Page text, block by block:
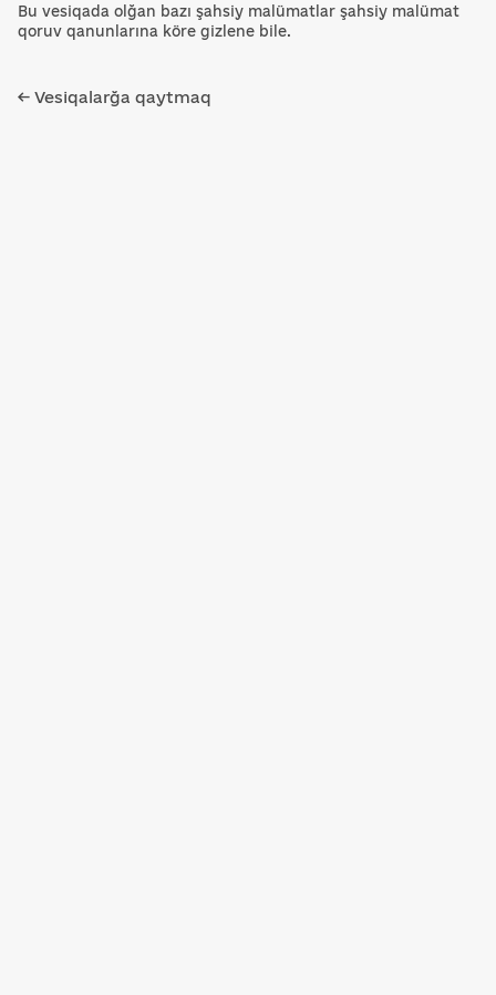
Bu vesiqada olğan bazı şahsiy malümatlar şahsiy malümat
qoruv qanunlarına köre gizlene bile.
← Vesiqalarğa qaytmaq